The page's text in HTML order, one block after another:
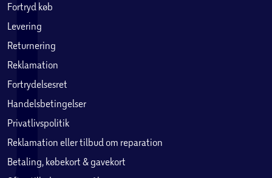
Fortryd køb
Levering
Returnering
Reklamation
Fortrydelsesret
Handelsbetingelser
Privatlivspolitik
Reklamation eller tilbud om reparation
Betaling, købekort & gavekort